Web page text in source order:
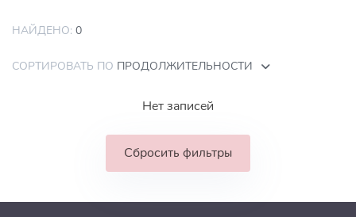
НАЙДЕНО: 0
СОРТИРОВАТЬ ПО ПРОДОЛЖИТЕЛЬНОСТИ
Нет записей
Сбросить фильтры